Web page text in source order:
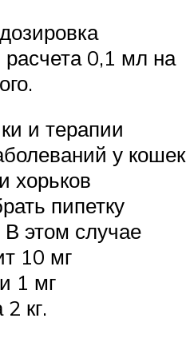
расчета 0,1 мл на
и терапии
у кошек
хорьков
пипетку
этом случае
10 мг
1 мг
кг.